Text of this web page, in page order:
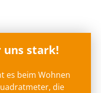
uns stark!
es beim Wohnen
die